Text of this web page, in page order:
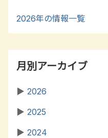
2026年の情報一覧
月別アーカイブ
▶ 2026
▶ 2025
▶ 2024